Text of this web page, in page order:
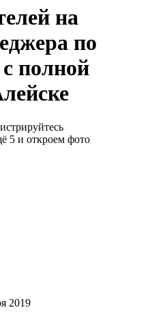
на
по
полной
5 и откроем фото
2019